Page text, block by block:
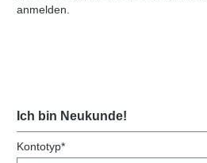
anmelden.
Ich bin Neukunde!
Persönliche Informationen
Kontotyp*